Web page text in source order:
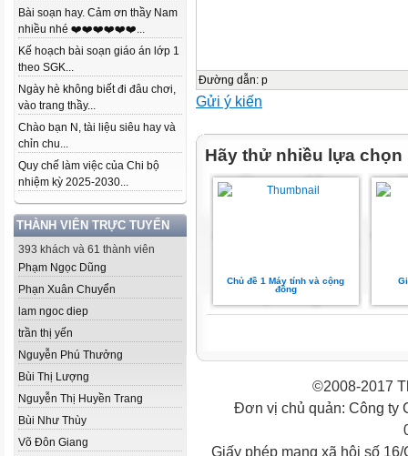
Bài soạn hay. Cảm ơn thầy Nam
nhiều nhé ❤️❤️❤️❤️❤️❤️...
Kế hoạch bài soạn giáo án lớp 1
theo SGK...
Ngày hè không biết đi đâu chơi,
vào trang thầy...
Chào bạn N, tài liệu siêu hay và
chỉn chu...
Quy chế làm việc của Chi bộ
nhiệm kỳ 2025-2030...
THÀNH VIÊN TRỰC TUYẾN
393 khách và 61 thành viên
Phạm Ngọc Dũng
Phạn Xuân Chuyển
lam ngoc diep
trần thị yến
Nguyễn Phú Thưởng
Bùi Thị Lượng
Nguyễn Thị Huyền Trang
Bùi Như Thùy
Võ Đôn Giang
Đường dẫn: p
Gửi ý kiến
Hãy thử nhiều lựa chọn
Chủ đề 1 Máy tính và cộng
đồng
©2008-2017
Đơn vị chủ quản: Công ty
Giấy phép mạng xã hội số